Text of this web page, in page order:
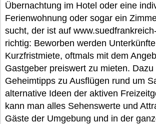
Übernachtung im Hotel oder eine
Ferienwohnung oder sogar ein
sucht, der ist auf
richtig: Beworben werden
Kurzfristmiete, oftmals mit dem
Gastgeber preiswert zu mieten. Dazu
Geheimtipps zu Ausflügen rund um
alternative Ideen der aktiven
kann man alles Sehenswerte und
Gäste der Umgebung und in der